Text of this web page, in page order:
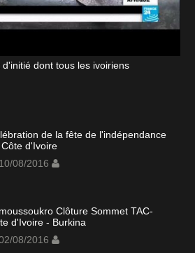
dont tous les ivoiriens
de la fête de l'indépendance
d'Ivoire
10/08/2016
Clôture Sommet TAC-
d'Ivoire - Burkina
08/2016